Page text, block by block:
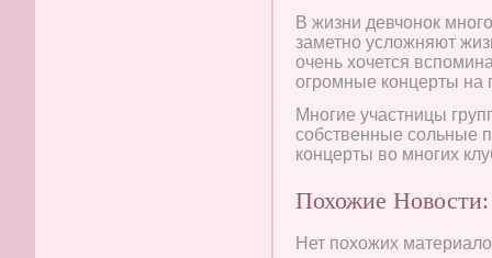
В жизни девчонок
заметно усложняют
очень хочется
огромные концерты на
Многие участницы
собственные сольные
концерты во многих
Похожие Новости:
Нет похожих